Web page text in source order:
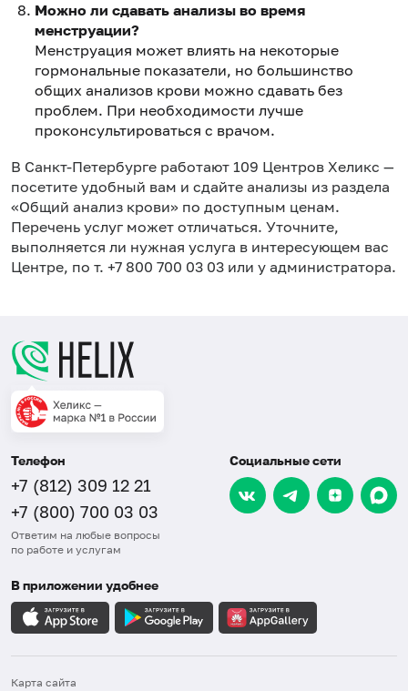
Можно ли сдавать анализы во время
менструации?
Менструация может влиять на некоторые
гормональные показатели, но большинство
общих анализов крови можно сдавать без
проблем. При необходимости лучше
проконсультироваться с врачом.
в Санкт-Петербурге работают 109 Центров Хеликс —
посетите удобный вам и сдайте анализы из раздела
«Общий анализ крови» по доступным ценам.
Перечень услуг может отличаться. Уточните,
выполняется ли нужная услуга в интересующем вас
Центре, по т. +7 800 700 03 03 или у администратора.
Телефон
+7 (812) 309 12 21
+7 (800) 700 03 03
Ответим на любые вопросы
по работе и услугам
Социальные сети
В приложении удобнее
Карта сайта